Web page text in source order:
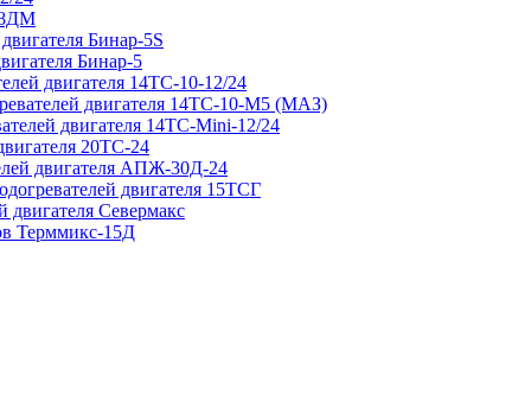
8ДМ
Бинар-5S
Бинар-5
двигателя 14ТС-10-12/24
двигателя 14ТС-10-М5 (МАЗ)
двигателя 14ТС-Mini-12/24
20ТС-24
двигателя АПЖ-30Д-24
двигателя 15ТСГ
двигателя Севермакс
Терммикс-15Д